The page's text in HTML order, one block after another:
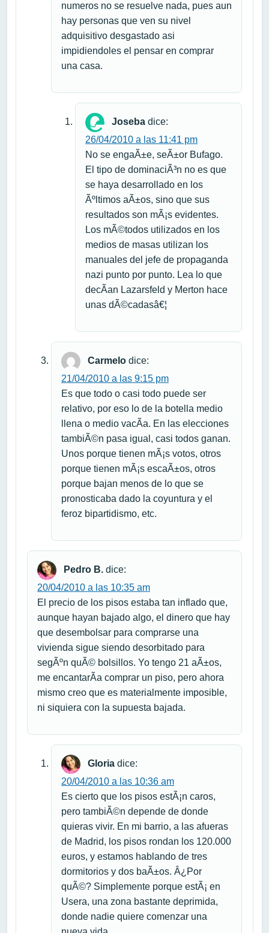
numeros no se resuelve nada, pues aun
hay personas que ven su nivel
adquisitivo desgastado asi
impidiendoles el pensar en comprar
una casa.
Joseba dice:
26/04/2010 a las 11:41 pm
No se engaÃ±e, seÃ±or Bufago.
El tipo de dominaciÃ³n no es que
se haya desarrollado en los
Ãºltimos aÃ±os, sino que sus
resultados son mÃ¡s evidentes.
Los mÃ©todos utilizados en los
medios de masas utilizan los
manuales del jefe de propaganda
nazi punto por punto. Lea lo que
decÃ­an Lazarsfeld y Merton hace
unas dÃ©cadasâ€¦
Carmelo dice:
21/04/2010 a las 9:15 pm
Es que todo o casi todo puede ser
relativo, por eso lo de la botella medio
llena o medio vacÃ­a. En las elecciones
tambiÃ©n pasa igual, casi todos ganan.
Unos porque tienen mÃ¡s votos, otros
porque tienen mÃ¡s escaÃ±os, otros
porque bajan menos de lo que se
pronosticaba dado la coyuntura y el
feroz bipartidismo, etc.
Pedro B. dice:
20/04/2010 a las 10:35 am
El precio de los pisos estaba tan inflado que,
aunque hayan bajado algo, el dinero que hay
que desembolsar para comprarse una
vivienda sigue siendo desorbitado para
segÃºn quÃ© bolsillos. Yo tengo 21 aÃ±os,
me encantarÃ­a comprar un piso, pero ahora
mismo creo que es materialmente imposible,
ni siquiera con la supuesta bajada.
Gloria dice:
20/04/2010 a las 10:36 am
Es cierto que los pisos estÃ¡n caros,
pero tambiÃ©n depende de donde
quieras vivir. En mi barrio, a las afueras
de Madrid, los pisos rondan los 120.000
euros, y estamos hablando de tres
dormitorios y dos baÃ±os. Â¿Por
quÃ©? Simplemente porque estÃ¡ en
Usera, una zona bastante deprimida,
donde nadie quiere comenzar una